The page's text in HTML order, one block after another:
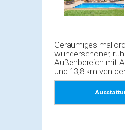
Geräumiges
wunderschöner,
Außenbereich mit
und 13,8 km von